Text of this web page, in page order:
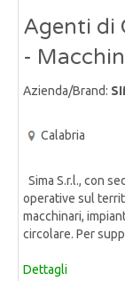
Agenti di
-
Azienda/Brand:
Calabria
Sima S.r.l., con
operative sul
macchinari,
circolare. Per
Dettagli